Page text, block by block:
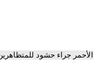
جراء حشود